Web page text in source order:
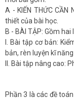
A - KIẾN THỨC
thiết của bài học.
B - BÀI TẬP: Gồm hai
I. Bài tập cơ bản:
bản, rèn luyện kĩ
II. Bài tập nâng cao:
Phần 3 là các đề